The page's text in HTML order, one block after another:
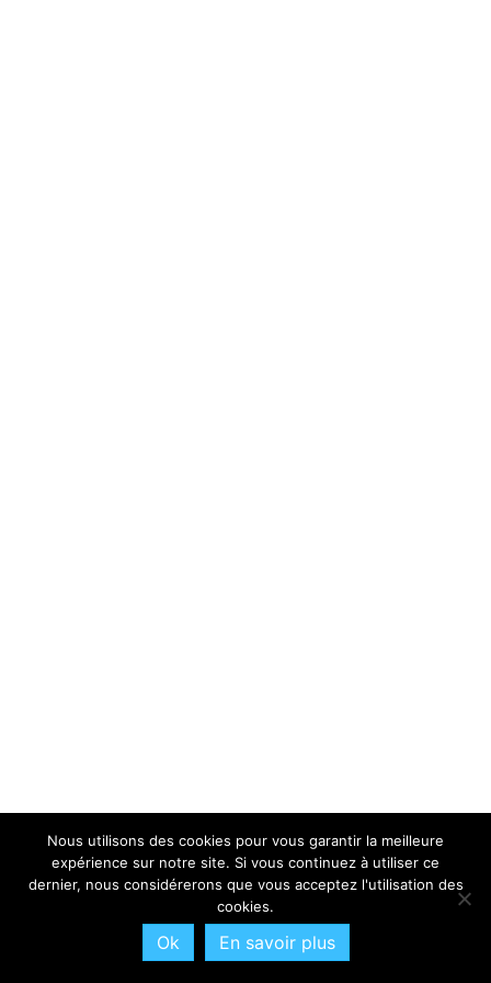
Nous utilisons des cookies pour vous garantir la meilleure
expérience sur notre site. Si vous continuez à utiliser ce
dernier, nous considérerons que vous acceptez l'utilisation des
cookies.
Ok En savoir plus